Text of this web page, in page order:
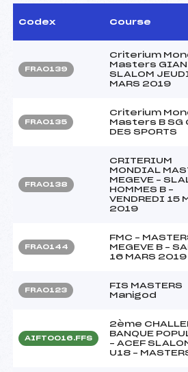
Codex Course
FRA0139
Criterium
Masters
SLALOM
MARS 2019
FRA0135
Criterium
Masters B SG
DES SPORTS
FRA0138
CRITERIUM
MONDIAL
MEGEVE –
HOMMES B –
VENDREDI 15
2019
FRA0144
FMC –
MEGEVE B –
16 MARS 2019
FRA0123
FIS MASTERS
Manigod
AIFT0016.FFS
2ème
BANQUE
– ACEF
U18 –